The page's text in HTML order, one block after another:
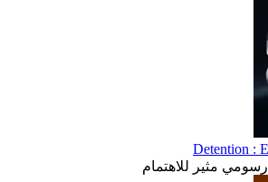
Detention :
مثير للاهتمام